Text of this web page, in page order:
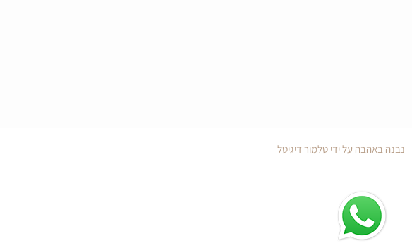
נבנה באהבה על ידי טלמור דיגיטל